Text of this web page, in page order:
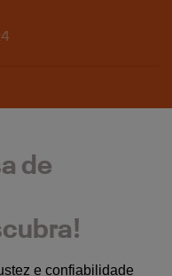
de
e confiabilidade